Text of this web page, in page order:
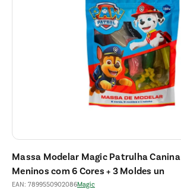
Massa Modelar Magic Patrulha Canina
Meninos com 6 Cores + 3 Moldes un
EAN: 7899550902086Magic